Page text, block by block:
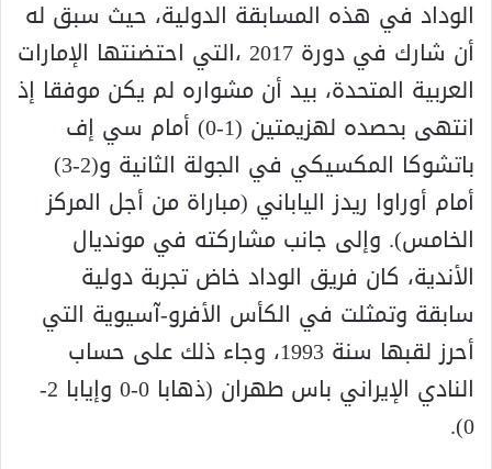
الوداد في هذه المسابقة الدولية، حيث سبق له
أن شارك في دورة 2017 ،التي احتضنتها الإمارات
العربية المتحدة، بيد أن مشواره لم يكن موفقا إذ
انتهى بحصده لهزيمتين (1-0) أمام سي إف
باتشوكا المكسيكي في الجولة الثانية و(2-3)
أمام أوراوا ريدز الياباني (مباراة من أجل المركز
الخامس). وإلى جانب مشاركته في مونديال
الأندية، كان فريق الوداد خاض تجربة دولية
سابقة وتمثلت في الكأس الأفرو-آسيوية التي
أحرز لقبها سنة 1993، وجاء ذلك على حساب
النادي الإيراني باس طهران (ذهابا 0-0 وإيابا 2-
0).